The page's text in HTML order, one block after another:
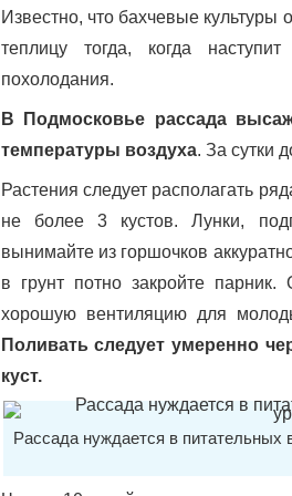
Известно, что бахчевые культуры
теплицу тогда, когда
похолодания.
В Подмосковье рассада
температуры воздуха. За сутки
Растения следует располагать
не более 3 кустов. Лунки,
вынимайте из горшочков
в грунт потно закройте
хорошую вентиляцию для
Поливать следует умеренно
куст.
Рассада нуждается в питательных